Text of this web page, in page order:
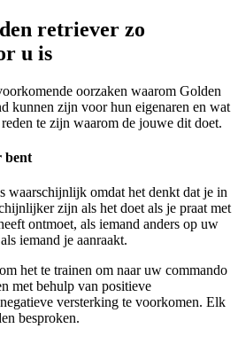
retriever zo
u is
oorzaken waarom Golden
kunnen zijn voor hun eigenaren en wat
te zijn waarom de jouwe dit doet.
bent
waarschijnlijk omdat het denkt dat je in
zijn als het doet als je praat met
ontmoet, als iemand anders op uw
iemand je aanraakt.
het te trainen om naar uw commando
met behulp van positieve
versterking te voorkomen. Elk
besproken.